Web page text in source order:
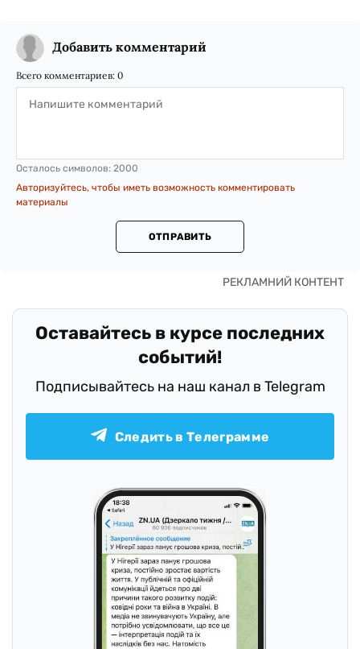
Добавить комментарий
Всего комментариев: 0
Осталось символов: 2000
Авторизуйтесь, чтобы иметь возможность комментировать
материалы
ОТПРАВИТЬ
Оставайтесь в курсе последних
событий!
Подписывайтесь на наш канал в Telegram
Следить в Телеграмме